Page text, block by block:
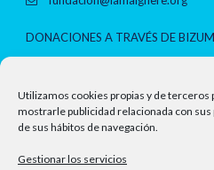
Utilizamos cookies propias y de
mostrarle publicidad relacionada con
de sus hábitos de navegación.
Gestionar los servicios
DONACIONES A TRAVÉS DE
NOTAS LEGALES
Política de privacidad